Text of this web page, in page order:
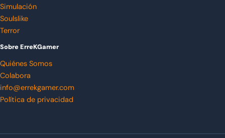
Simulación
Soulslike
Terror
Sobre ErreKGamer
Quiénes Somos
Colabora
info@errekgamer.com
Política de privacidad